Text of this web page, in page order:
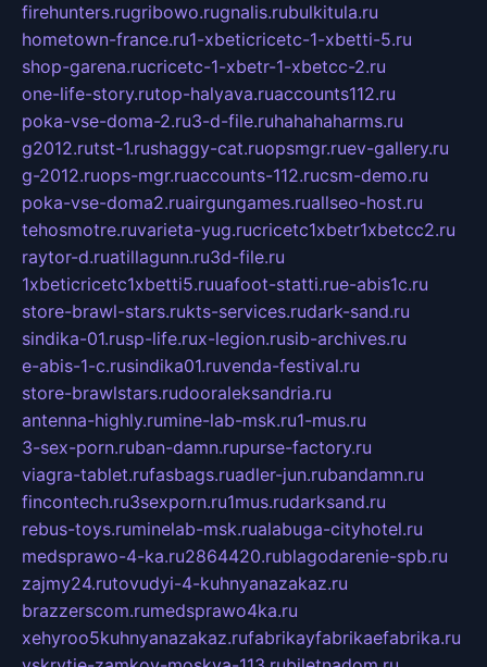
firehunters.rugribowo.rugnalis.rubulkitula.ru
hometown-france.ru1-xbeticricetc-1-xbetti-5.ru
shop-garena.rucricetc-1-xbetr-1-xbetcc-2.ru
one-life-story.rutop-halyava.ruaccounts112.ru
poka-vse-doma-2.ru3-d-file.ruhahahaharms.ru
g2012.rutst-1.rushaggy-cat.ruopsmgr.ruev-gallery.ru
g-2012.ruops-mgr.ruaccounts-112.rucsm-demo.ru
poka-vse-doma2.ruairgungames.ruallseo-host.ru
tehosmotre.ruvarieta-yug.rucricetc1xbetr1xbetcc2.ru
raytor-d.ruatillagunn.ru3d-file.ru
1xbeticricetc1xbetti5.ruuafoot-statti.rue-abis1c.ru
store-brawl-stars.rukts-services.rudark-sand.ru
sindika-01.rusp-life.rux-legion.rusib-archives.ru
e-abis-1-c.rusindika01.ruvenda-festival.ru
store-brawlstars.rudooraleksandria.ru
antenna-highly.rumine-lab-msk.ru1-mus.ru
3-sex-porn.ruban-damn.rupurse-factory.ru
viagra-tablet.rufasbags.ruadler-jun.rubandamn.ru
fincontech.ru3sexporn.ru1mus.rudarksand.ru
rebus-toys.ruminelab-msk.rualabuga-cityhotel.ru
medsprawo-4-ka.ru2864420.rublagodarenie-spb.ru
zajmy24.rutovudyi-4-kuhnyanazakaz.ru
brazzerscom.rumedsprawo4ka.ru
xehyroo5kuhnyanazakaz.rufabrikayfabrikaefabrika.ru